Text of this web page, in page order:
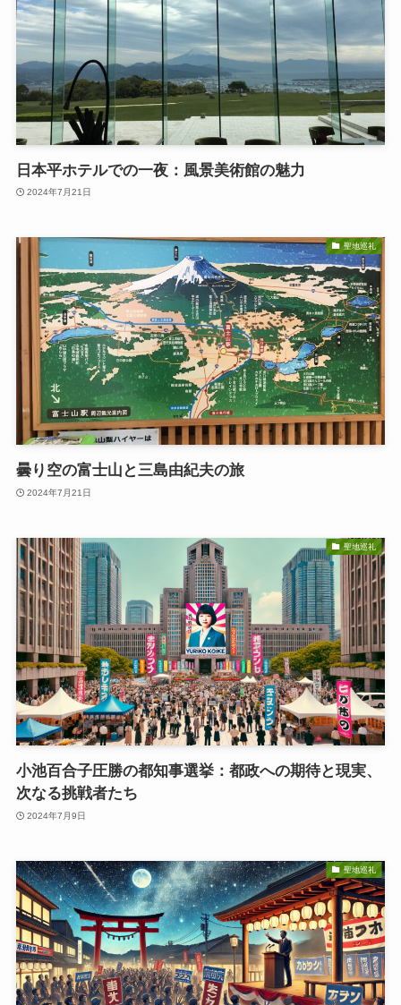
日本平ホテルでの一夜：風景美術館の魅力
2024年7月21日
聖地巡礼
曇り空の富士山と三島由紀夫の旅
2024年7月21日
聖地巡礼
小池百合子圧勝の都知事選挙：都政への期待と現実、
次なる挑戦者たち
2024年7月9日
聖地巡礼